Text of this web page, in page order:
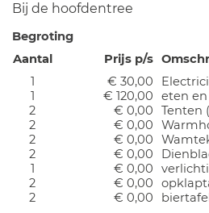
Bij de hoofdentree
Begroting
Aantal
Prijs p/s
1
€ 30,00
1
€ 120,00
eten
2
€ 0,00
Tenten
2
€ 0,00
2
€ 0,00
2
€ 0,00
1
€ 0,00
2
€ 0,00
2
€ 0,00